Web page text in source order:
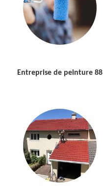
Entreprise de peinture 88